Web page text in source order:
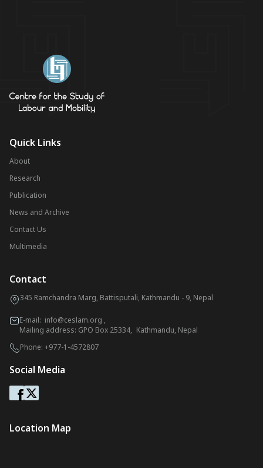
Quick Links
About
Research
Publication
News and Archive
Contact Us
Multimedia
Contact
345 Ramchandra Marg, Battisputali, Kathmandu - 9, Nepal
E-mail: info@ceslam.org ,
Mailing address: GPO Box 25334, Kathmandu, Nepal
Phone: +977-1-4572807
Social Media
Location Map